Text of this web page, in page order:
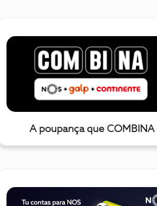
A poupança que COMBINA